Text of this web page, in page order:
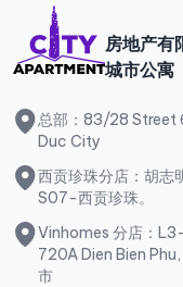
房地产有
城市公寓
总部：83/28 Street
Duc City
西贡珍珠分店：胡志
S07-西贡珍珠。
Vinhomes 分店：
720A Dien Bien
市